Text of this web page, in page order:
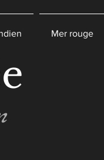
Mer rouge